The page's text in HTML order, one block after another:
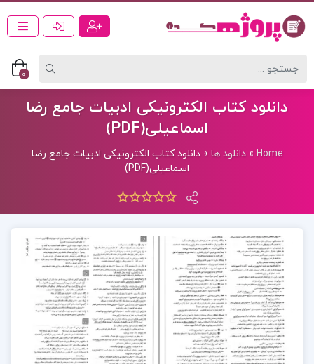
0
دانلود کتاب الکترونیکی ادبیات جامع رضا
اسماعیلی(PDF)
Home
»دانلود ها »دانلود کتاب الکترونیکی ادبیات جامع رضا
اسماعیلی(PDF)